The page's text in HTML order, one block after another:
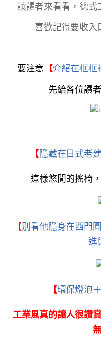
讓讀者來看看，德式
喜歡記得要收入
要注意 【介紹在框框
先給各位讀
【 隱藏在日式老
這樣悠閒的搖椅
【別看他隱身在西門
進
【環保燈泡
工業風真的讓人很讚